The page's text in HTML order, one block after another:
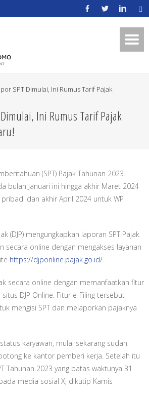
SPT Dimulai, Ini Rumus Tarif Pajak
Ini Rumus Tarif Pajak
(SPT) Pajak Tahunan 2023.
bulan Januari ini hingga akhir Maret 2024
pribadi dan akhir April 2024 untuk WP
(DJP) mengungkapkan laporan SPT Pajak
secara online dengan mengakses layanan
https://djponline.pajak.go.id/.
secara online dengan memanfaatkan fitur
DJP Online. Fitur e-Filing tersebut
mengisi SPT dan melaporkan pajaknya
karyawan, mulai sekarang sudah
ke kantor pemberi kerja. Setelah itu
Tahunan 2023 yang batas waktunya 31
media sosial X, dikutip Kamis